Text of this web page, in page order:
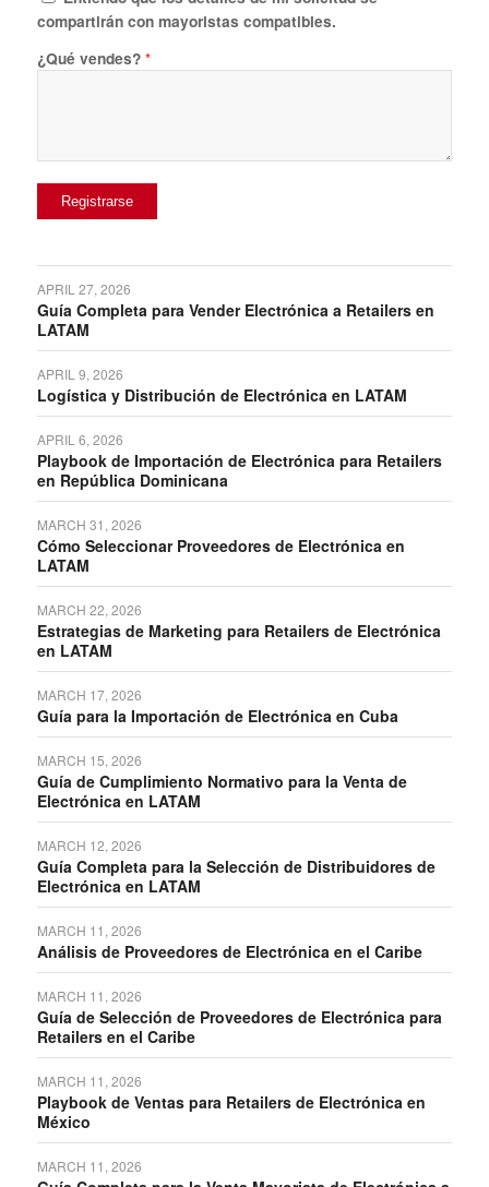
compartirán con mayoristas compatibles.
¿Qué vendes? *
Registrarse
APRIL 27, 2026
Guía Completa para Vender Electrónica a Retailers en
LATAM
APRIL 9, 2026
Logística y Distribución de Electrónica en LATAM
APRIL 6, 2026
Playbook de Importación de Electrónica para Retailers
en República Dominicana
MARCH 31, 2026
Cómo Seleccionar Proveedores de Electrónica en
LATAM
MARCH 22, 2026
Estrategias de Marketing para Retailers de Electrónica
en LATAM
MARCH 17, 2026
Guía para la Importación de Electrónica en Cuba
MARCH 15, 2026
Guía de Cumplimiento Normativo para la Venta de
Electrónica en LATAM
MARCH 12, 2026
Guía Completa para la Selección de Distribuidores de
Electrónica en LATAM
MARCH 11, 2026
Análisis de Proveedores de Electrónica en el Caribe
MARCH 11, 2026
Guía de Selección de Proveedores de Electrónica para
Retailers en el Caribe
MARCH 11, 2026
Playbook de Ventas para Retailers de Electrónica en
México
MARCH 11, 2026